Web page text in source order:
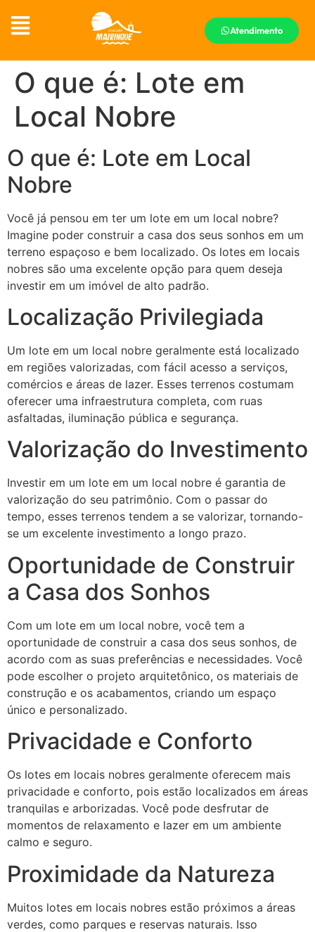
Atendimento
O que é: Lote em
Local Nobre
O que é: Lote em Local
Nobre
Você já pensou em ter um lote em um local nobre?
Imagine poder construir a casa dos seus sonhos em um
terreno espaçoso e bem localizado. Os lotes em locais
nobres são uma excelente opção para quem deseja
investir em um imóvel de alto padrão.
Localização Privilegiada
Um lote em um local nobre geralmente está localizado
em regiões valorizadas, com fácil acesso a serviços,
comércios e áreas de lazer. Esses terrenos costumam
oferecer uma infraestrutura completa, com ruas
asfaltadas, iluminação pública e segurança.
Valorização do Investimento
Investir em um lote em um local nobre é garantia de
valorização do seu patrimônio. Com o passar do
tempo, esses terrenos tendem a se valorizar, tornando-
se um excelente investimento a longo prazo.
Oportunidade de Construir
a Casa dos Sonhos
Com um lote em um local nobre, você tem a
oportunidade de construir a casa dos seus sonhos, de
acordo com as suas preferências e necessidades. Você
pode escolher o projeto arquitetônico, os materiais de
construção e os acabamentos, criando um espaço
único e personalizado.
Privacidade e Conforto
Os lotes em locais nobres geralmente oferecem mais
privacidade e conforto, pois estão localizados em áreas
tranquilas e arborizadas. Você pode desfrutar de
momentos de relaxamento e lazer em um ambiente
calmo e seguro.
Proximidade da Natureza
Muitos lotes em locais nobres estão próximos a áreas
verdes, como parques e reservas naturais. Isso